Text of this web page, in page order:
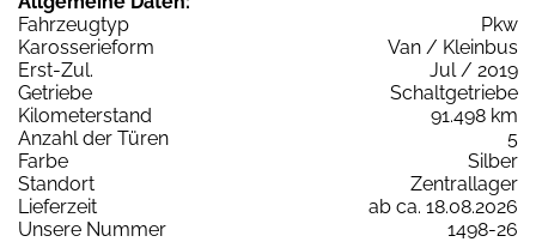
Fahrzeugtyp
Pkw
Karosserieform
Van / Kleinbus
Erst-Zul.
Jul / 2019
Getriebe
Schaltgetriebe
Kilometerstand
91.498 km
Anzahl der Türen
5
Farbe
Silber
Standort
Zentrallager
Lieferzeit
ab ca. 18.08.2026
Unsere Nummer
1498-26